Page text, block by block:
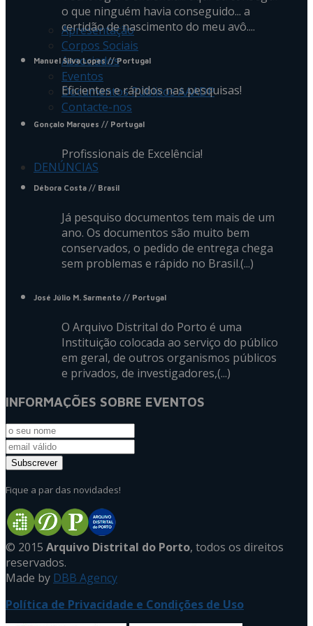
Apresentação
Corpos Sociais
Associados
Eventos
Documentos Públicos AAADP
Contacte-nos
DENÚNCIAS
o que ninguém havia conseguido... a
certidão de nascimento do meu avô....
Manuel Silva Lopes // Portugal
Eficientes e rápidos nas pesquisas!
Gonçalo Marques // Portugal
Profissionais de Excelência!
Débora Costa // Brasil
Já pesquiso documentos tem mais de um
ano. Os documentos são muito bem
conservados, o pedido de entrega chega
sem problemas e rápido no Brasil.(...)
José Júlio M. Sarmento // Portugal
O Arquivo Distrital do Porto é uma
Instituição colocada ao serviço do público
em geral, de outros organismos públicos
e privados, de investigadores,(...)
INFORMAÇÕES SOBRE EVENTOS
Fique a par das novidades!
© 2015 Arquivo Distrital do Porto, todos os direitos
reservados.
Made by DBB Agency
Política de Privacidade e Condições de Uso